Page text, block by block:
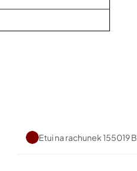
Etui na rachunek 155019